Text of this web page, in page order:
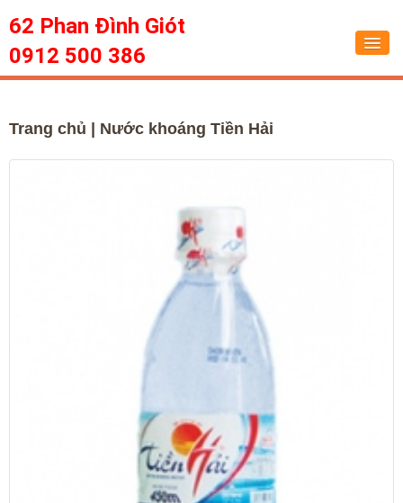
62 Phan Đình Giót
0912 500 386
Dịch vụ
Sức khỏe
Hỏi đáp
Liên hệ
Trang chủ | Nước khoáng Tiền Hải